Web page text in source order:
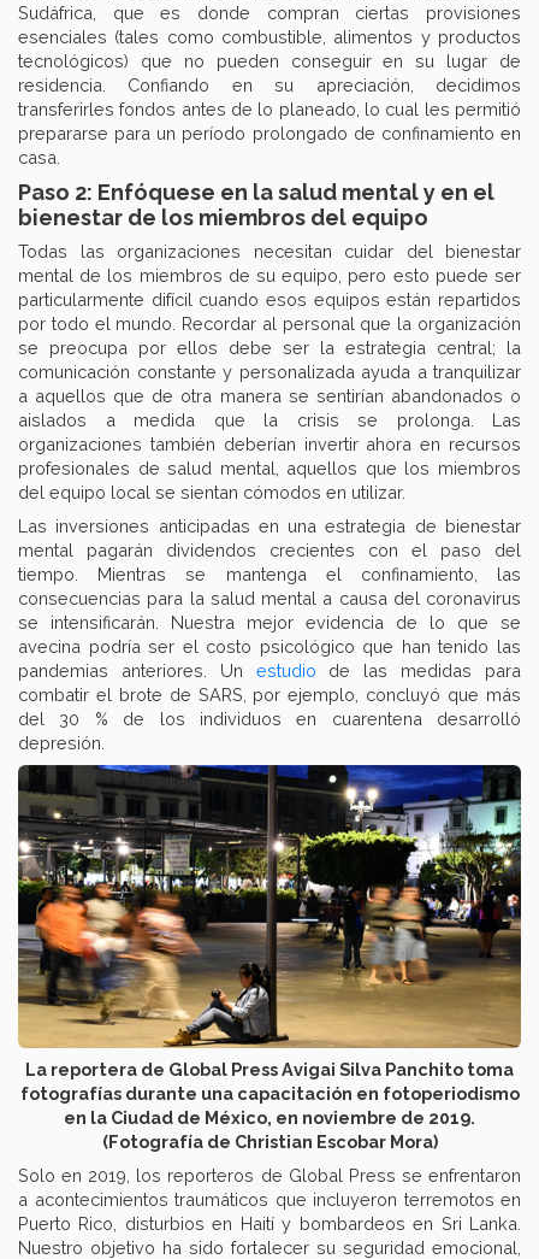
Sudáfrica, que es donde compran ciertas provisiones
esenciales (tales como combustible, alimentos y productos
tecnológicos) que no pueden conseguir en su lugar de
residencia. Confiando en su apreciación, decidimos
transferirles fondos antes de lo planeado, lo cual les permitió
prepararse para un período prolongado de confinamiento en
casa.
Paso 2: Enfóquese en la salud mental y en el
bienestar de los miembros del equipo
Todas las organizaciones necesitan cuidar del bienestar
mental de los miembros de su equipo, pero esto puede ser
particularmente difícil cuando esos equipos están repartidos
por todo el mundo. Recordar al personal que la organización
se preocupa por ellos debe ser la estrategia central; la
comunicación constante y personalizada ayuda a tranquilizar
a aquellos que de otra manera se sentirían abandonados o
aislados a medida que la crisis se prolonga. Las
organizaciones también deberían invertir ahora en recursos
profesionales de salud mental, aquellos que los miembros
del equipo local se sientan cómodos en utilizar.
Las inversiones anticipadas en una estrategia de bienestar
mental pagarán dividendos crecientes con el paso del
tiempo. Mientras se mantenga el confinamiento, las
consecuencias para la salud mental a causa del coronavirus
se intensificarán. Nuestra mejor evidencia de lo que se
avecina podría ser el costo psicológico que han tenido las
pandemias anteriores. Un estudio de las medidas para
combatir el brote de SARS, por ejemplo, concluyó que más
del 30 % de los individuos en cuarentena desarrolló
depresión.
La reportera de Global Press Avigai Silva Panchito toma
fotografías durante una capacitación en fotoperiodismo
en la Ciudad de México, en noviembre de 2019.
(Fotografía de Christian Escobar Mora)
Solo en 2019, los reporteros de Global Press se enfrentaron
a acontecimientos traumáticos que incluyeron terremotos en
Puerto Rico, disturbios en Haití y bombardeos en Sri Lanka.
Nuestro objetivo ha sido fortalecer su seguridad emocional,